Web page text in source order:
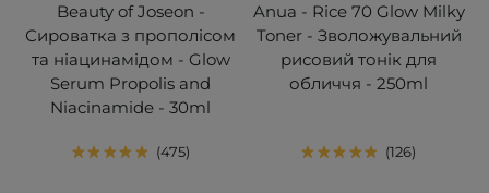
Beauty of Joseon -
Сироватка з прополісом
та ніацинамідом - Glow
Serum Propolis and
Niacinamide - 30ml
475
Anua - Rice 70 Glow Milky
Toner - Зволожувальний
рисовий тонік для
обличчя - 250ml
126